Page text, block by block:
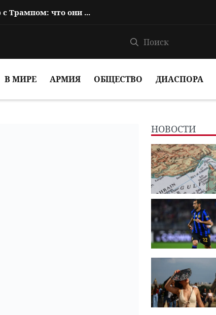
Пашинян провел телефонный разговор с Трампом: что они обсуждали?
В МИРЕ АРМИЯ ОБЩЕСТВО ДИАСПОРА
НОВОСТИ